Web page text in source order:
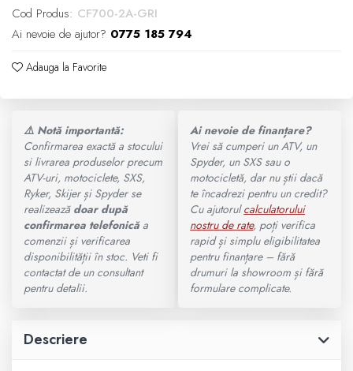
Can-Am Renegade
CAN-AM MY 2026
200 - 400 cmc. (8)
400 - 600 cmc. (65)
600 - 800 cmc. (29)
800 - 1000 cmc. (81)
Tricouri
Pantaloni
Borseta
Geanta
Rucsac
Protectii
Sosete
ANVELOPE ATV
CUTII SSV
Cod Produs: CF700-2A-GRI
Ai nevoie de ajutor? 0775 185 794
Adauga la Favorite
⚠️ Notă importantă:
Confirmarea exactă a stocului
si livrarea produselor precum
ATV-uri, motociclete, SXS,
Ryker, Skijer și Spyder se
realizează doar după
confirmarea telefonicăa
comenzii și verificarea
disponibilității în stoc. Veti fi
contactat de un consultant
pentru detalii.
Ai nevoie de finanțare?
Vrei să cumperi un ATV, un
Spyder, un SXS sau o
motocicletă, dar nu știi dacă
te încadrezi pentru un credit?
Cu ajutorulcalculatorului
nostru de rate, poți verifica
rapid și simplu eligibilitatea
pentru finanțare – fără
drumuri la showroom și fără
formulare complicate.
Descriere